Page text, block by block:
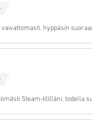
hyppäsin
Steam-tililläni, todella